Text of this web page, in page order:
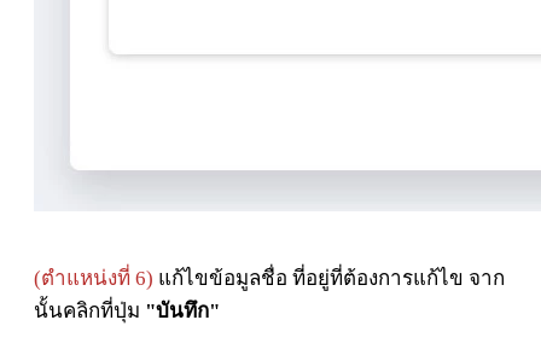
(ตำแหน่งที่ 6) แก้ไขข้อมูลชื่อ ที่อยู่ที่ต้องการแก้ไข จาก
นั้นคลิกที่ปุ่ม "บันทึก"